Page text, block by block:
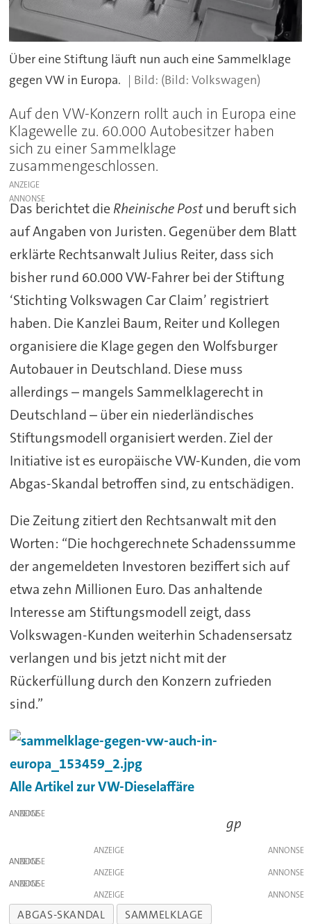
Über eine Stiftung läuft nun auch eine Sammelklage
gegen VW in Europa.
(Bild: Volkswagen)
Auf den VW-Konzern rollt auch in Europa eine
Klagewelle zu. 60.000 Autobesitzer haben
sich zu einer Sammelklage
zusammengeschlossen.
ANZEIGE
Das berichtet die Rheinische Postund beruft sich
auf Angaben von Juristen. Gegenüber dem Blatt
erklärte Rechtsanwalt Julius Reiter, dass sich
bisher rund 60.000 VW-Fahrer bei der Stiftung
‘Stichting Volkswagen Car Claim’ registriert
haben. Die Kanzlei Baum, Reiter und Kollegen
organisiere die Klage gegen den Wolfsburger
Autobauer in Deutschland. Diese muss
allerdings – mangels Sammelklagerecht in
Deutschland – über ein niederländisches
Stiftungsmodell organisiert werden. Ziel der
Initiative ist es europäische VW-Kunden, die vom
Abgas-Skandal betroffen sind, zu entschädigen.
Die Zeitung zitiert den Rechtsanwalt mit den
Worten: “Die hochgerechnete Schadenssumme
der angemeldeten Investoren beziffert sich auf
etwa zehn Millionen Euro. Das anhaltende
Interesse am Stiftungsmodell zeigt, dass
Volkswagen-Kunden weiterhin Schadensersatz
verlangen und bis jetzt nicht mit der
Rückerfüllung durch den Konzern zufrieden
sind.”
Alle Artikel zur VW-Dieselaffäre
ANZEIGE
gp
ANZEIGE
ANZEIGE
ANZEIGE
ANZEIGE
ANZEIGE
ABGAS-SKANDAL
SAMMELKLAGE